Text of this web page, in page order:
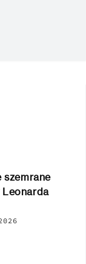
szemrane
Leonarda